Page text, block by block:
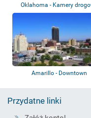
Oklahoma - Kamery
Amarillo - Downtown
Przydatne linki